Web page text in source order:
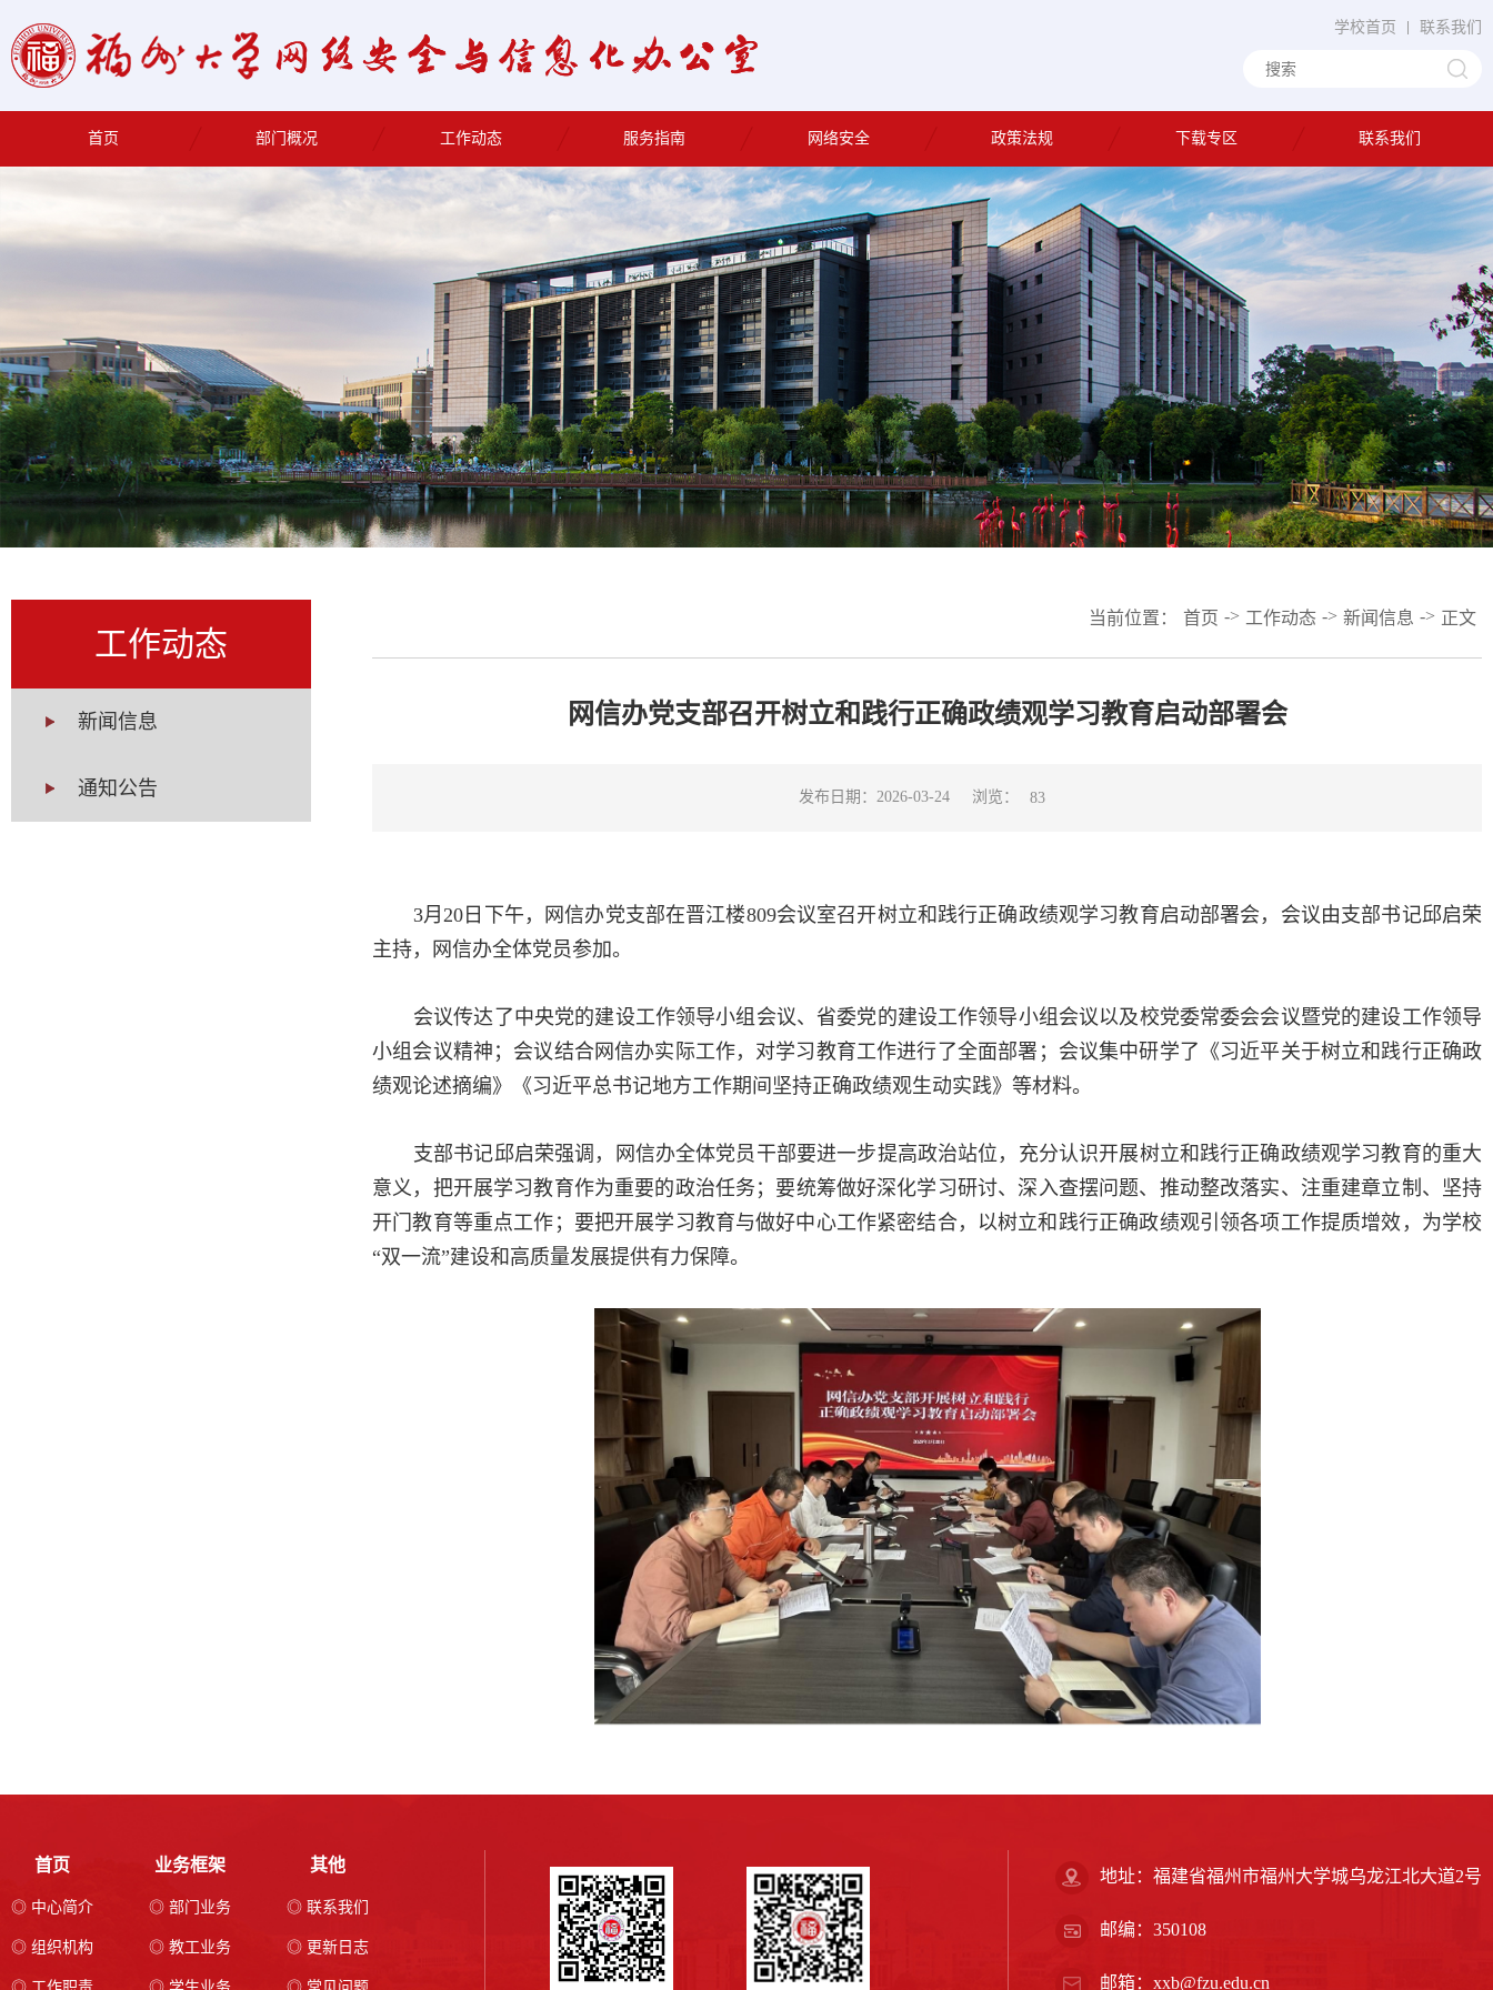
学校首页 联系我们
首页 部门概况 工作动态 服务指南 网络安全 政策法规 下载专区 联系我们
当前位置： 首页 -> 工作动态 -> 新闻信息 -> 正文
工作动态
新闻信息
通知公告
网信办党支部召开树立和践行正确政绩观学习教育启动部署会
发布日期：2026-03-24 浏览： 83
3月20日下午，网信办党支部在晋江楼809会议室召开树立和践行正确政绩观学习教育启动部署会，会议由支部书记邱启荣
主持，网信办全体党员参加。
会议传达了中央党的建设工作领导小组会议、省委党的建设工作领导小组会议以及校党委常委会会议暨党的建设工作领导
小组会议精神；会议结合网信办实际工作，对学习教育工作进行了全面部署；会议集中研学了《习近平关于树立和践行正确政
绩观论述摘编》《习近平总书记地方工作期间坚持正确政绩观生动实践》等材料。
支部书记邱启荣强调，网信办全体党员干部要进一步提高政治站位，充分认识开展树立和践行正确政绩观学习教育的重大
意义，把开展学习教育作为重要的政治任务；要统筹做好深化学习研讨、深入查摆问题、推动整改落实、注重建章立制、坚持
开门教育等重点工作；要把开展学习教育与做好中心工作紧密结合，以树立和践行正确政绩观引领各项工作提质增效，为学校
“双一流”建设和高质量发展提供有力保障。
首页
◎ 中心简介
◎ 组织机构
业务框架
◎ 部门业务
◎ 教工业务
其他
◎ 联系我们
◎ 更新日志
地址：福建省福州市福州大学城乌龙江北大道2号
邮编：350108
邮箱：xxb@fzu.edu.cn